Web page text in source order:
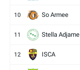
10 So Armee
11 Stella Adjame
12 ISCA